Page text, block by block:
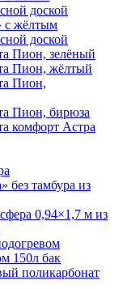
доской
с жёлтым
доской
Пион, зелёный
Пион, жёлтый
Пион,
Пион, бирюза
комфорт Астра
без тамбура из
0,94×1,7 м из
150л бак
поликарбонат